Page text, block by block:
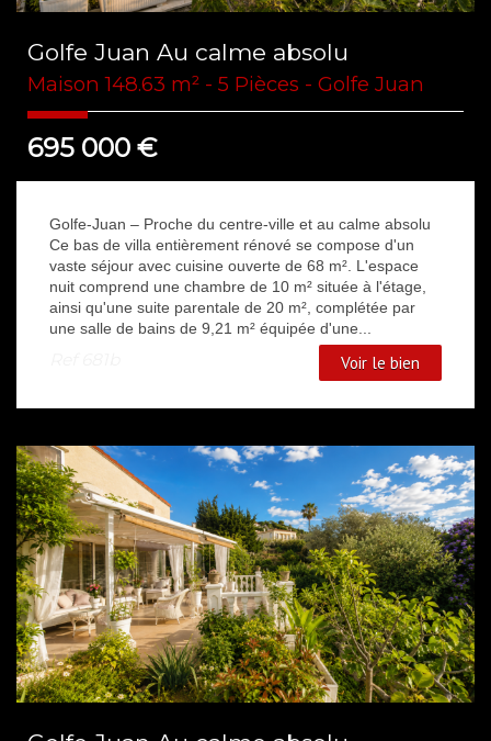
Golfe Juan Au calme absolu
Maison 148.63 m² - 5 Pièces - Golfe Juan
695 000 €
Golfe-Juan – Proche du centre-ville et au calme absolu
Ce bas de villa entièrement rénové se compose d'un
vaste séjour avec cuisine ouverte de 68 m². L'espace
nuit comprend une chambre de 10 m² située à l'étage,
ainsi qu'une suite parentale de 20 m², complétée par
une salle de bains de 9,21 m² équipée d'une...
Voir le bien